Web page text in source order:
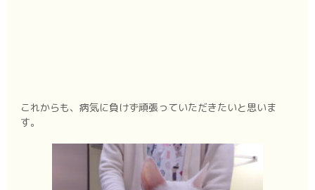
これからも、病気に負けず頑張っていただきたいと思いま
す。